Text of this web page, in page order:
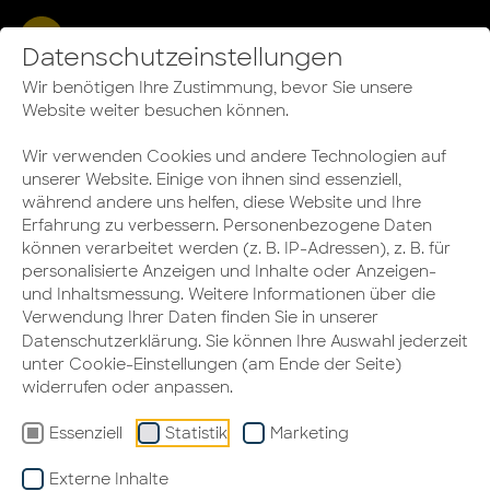
Datenschutzeinstellungen
Wir benötigen Ihre Zustimmung, bevor Sie unsere
Website weiter besuchen können.
Wir verwenden Cookies und andere Technologien auf
unserer Website. Einige von ihnen sind essenziell,
während andere uns helfen, diese Website und Ihre
Erfahrung zu verbessern. Personenbezogene Daten
können verarbeitet werden (z. B. IP-Adressen), z. B. für
personalisierte Anzeigen und Inhalte oder Anzeigen-
und Inhaltsmessung. Weitere Informationen über die
Verwendung Ihrer Daten finden Sie in unserer
Datenschutzerklärung. Sie können Ihre Auswahl jederzeit
unter Cookie-Einstellungen (am Ende der Seite)
widerrufen oder anpassen.
Essenziell Statistik Marketing
Externe Inhalte
Mitarbeiterbindung:
Investiert in eure
wertvollste Ressource